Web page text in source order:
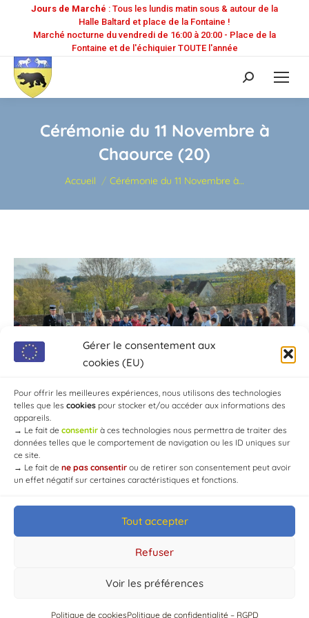
Gérer le consentement aux
cookies (EU)
Pour offrir les meilleures expériences, nous utilisons des technologies
telles que les cookies pour stocker et/ou accéder aux informations des
appareils.
→ Le fait de consentir à ces technologies nous permettra de traiter des
données telles que le comportement de navigation ou les ID uniques sur
ce site.
→ Le fait de ne pas consentir ou de retirer son consentement peut avoir
un effet négatif sur certaines caractéristiques et fonctions.
Tout accepter
Refuser
Voir les préférences
Politique de cookiesPolitique de confidentialité – RGPD
Jours de Marché : Tous les lundis matin sous & autour de la
Halle Baltard et place de la Fontaine !
Marché nocturne du vendredi de 16:00 à 20:00 - Place de la
Fontaine et de l'échiquier TOUTE l'année
Recherche
:
Cérémonie du 11 Novembre à
Chaource (20)
Vous êtes ici :
Accueil Cérémonie du 11 Novembre à…
© Mairie de Chaource [2004-2024] | Tous droits réservés.
Developed byWEB3-DESIGN